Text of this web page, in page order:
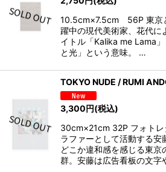
10.5cm×7.5cm 56P 東京
躍中の現代美術家、花代に
イトル「Kalika me Lama
と光」という意味。 …
TOKYO NUDE / RUMI
3,300円(税込)
30cm×21cm 32P フォト
ラファーとして活動する安
どこか違和感を感じる東京
群。安藤は広告看板の文